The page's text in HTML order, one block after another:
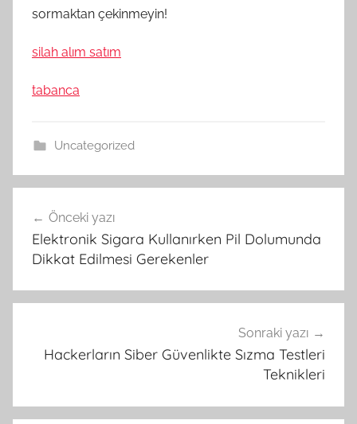
sormaktan çekinmeyin!
silah alım satım
tabanca
Uncategorized
gezinmesi
Önceki yazı
Elektronik Sigara Kullanırken Pil Dolumunda
Dikkat Edilmesi Gerekenler
Sonraki yazı
Hackerların Siber Güvenlikte Sızma Testleri
Teknikleri